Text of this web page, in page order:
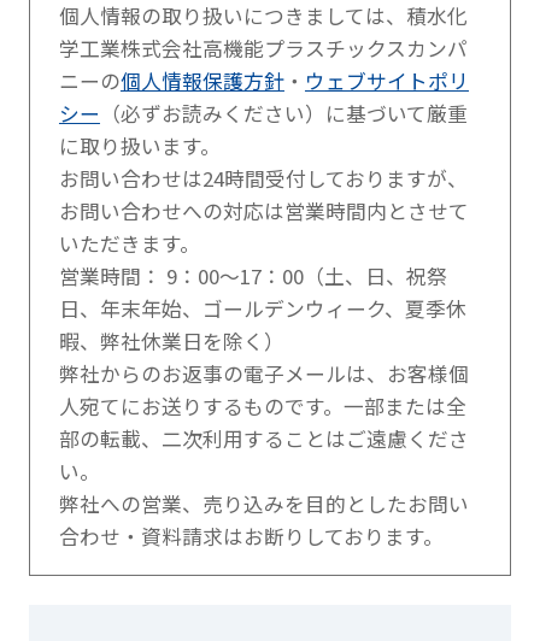
個人情報の取り扱いにつきましては、積水化
学工業株式会社高機能プラスチックスカンパ
ニーの個人情報保護方針・ ウェブサイトポリ
シー （必ずお読みください）に基づいて厳重
に取り扱います。
お問い合わせは24時間受付しておりますが、
お問い合わせへの対応は営業時間内とさせて
いただきます。
営業時間： 9：00～17：00（土、日、祝祭
日、年末年始、ゴールデンウィーク、夏季休
暇、弊社休業日を除く）
弊社からのお返事の電子メールは、お客様個
人宛てにお送りするものです。一部または全
部の転載、二次利用することはご遠慮くださ
い。
弊社への営業、売り込みを目的としたお問い
合わせ・資料請求はお断りしております。